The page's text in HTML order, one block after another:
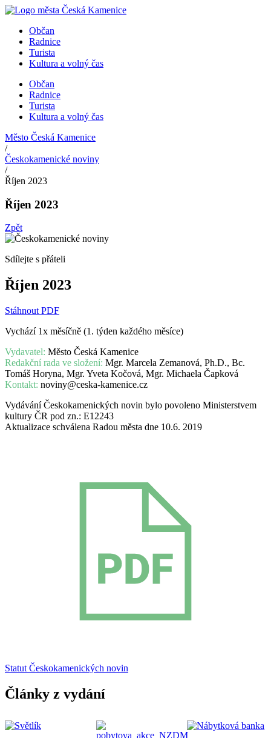
Přejít
obsahuObčan
Radnice
Turista
Kultura a volný čas
Občan
Radnice
Turista
Kultura a volný čas
Město Česká Kamenice
/
Českokamenické noviny
/
Říjen 2023
Říjen 2023
Zpět
Sdílejte s přáteli
Říjen 2023
Stáhnout PDF
Vychází 1x měsíčně (1. týden každého měsíce)
Vydavatel: Město Česká Kamenice
Redakční rada ve složení: Mgr. Marcela Zemanová, Ph.D., Bc.
Tomáš Horyna, Mgr. Yveta Kočová, Mgr. Michaela Čapková
Kontakt: noviny@ceska-kamenice.cz
Vydávání Českokamenických novin bylo povoleno Ministerstvem
kultury ČR pod zn.: E12243
Aktualizace schválena Radou města dne 10.6. 2019
Statut Českokamenických novin
Články z vydání